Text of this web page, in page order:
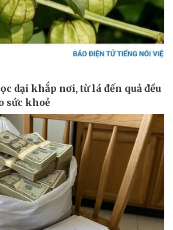
Giải trí
Nghệ sĩ
Thời trang